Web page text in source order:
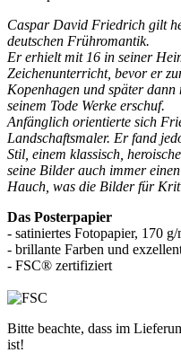
Caspar David Friedrich gilt
deutschen Frühromantik.
Er erhielt mit 16 in seiner
Zeichenunterricht, bevor er
Kopenhagen und später
seinem Tode Werke erschuf.
Anfänglich orientierte sich
Landschaftsmaler. Er fand
Stil, einem klassisch,
seine Bilder auch immer
Hauch, was die Bilder für
Das Posterpapier
- satiniertes Fotopapier, 170 g/
- brillante Farben und
- FSC® zertifiziert
Bitte beachte, dass im
ist!